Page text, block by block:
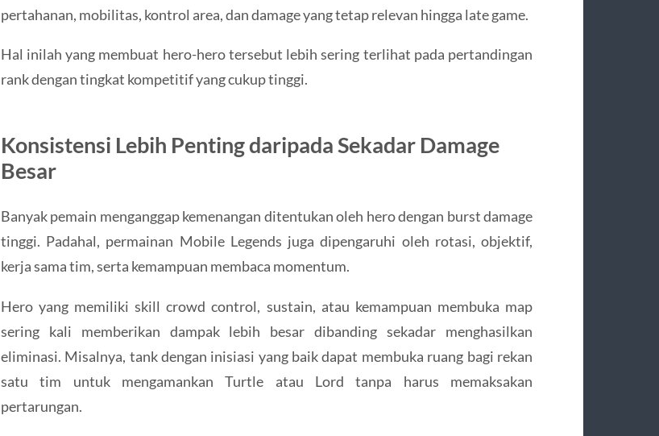
pertahanan, mobilitas, kontrol area, dan damage yang tetap relevan hingga late game.
Hal inilah yang membuat hero-hero tersebut lebih sering terlihat pada pertandingan
rank dengan tingkat kompetitif yang cukup tinggi.
Konsistensi Lebih Penting daripada Sekadar Damage
Besar
Banyak pemain menganggap kemenangan ditentukan oleh hero dengan burst damage
tinggi. Padahal, permainan Mobile Legends juga dipengaruhi oleh rotasi, objektif,
kerja sama tim, serta kemampuan membaca momentum.
Hero yang memiliki skill crowd control, sustain, atau kemampuan membuka map
sering kali memberikan dampak lebih besar dibanding sekadar menghasilkan
eliminasi. Misalnya, tank dengan inisiasi yang baik dapat membuka ruang bagi rekan
satu tim untuk mengamankan Turtle atau Lord tanpa harus memaksakan
pertarungan.